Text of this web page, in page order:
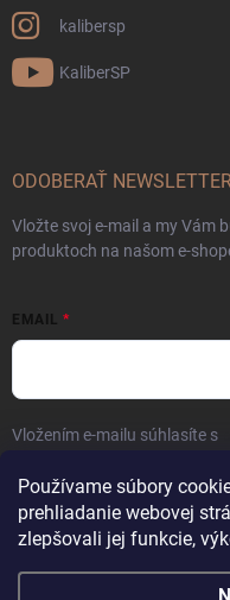
Používame súbory
prehliadanie webovej
zlepšovali jej funkcie,
kalibersp
KaliberSP
ODOBERAŤ NEWSLETTER
Vložte svoj e-mail a my Vám
produktoch na našom e-
EMAIL
Vložením e-mailu súhlasíte s
Prihlásiť sa